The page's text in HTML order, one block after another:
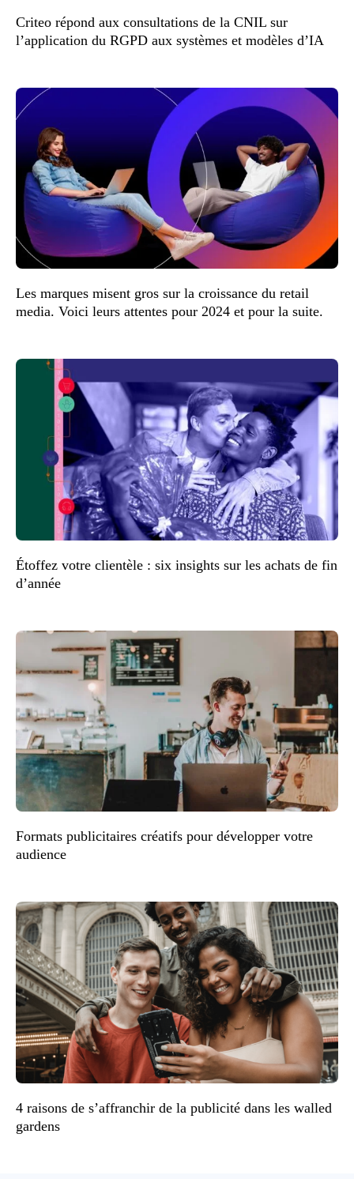
Criteo répond aux consultations de la CNIL sur
l’application du RGPD aux systèmes et modèles d’IA
Les marques misent gros sur la croissance du retail
media. Voici leurs attentes pour 2024 et pour la suite.
Étoffez votre clientèle : six insights sur les achats de fin
d’année
Formats publicitaires créatifs pour développer votre
audience
4 raisons de s’affranchir de la publicité dans les walled
gardens